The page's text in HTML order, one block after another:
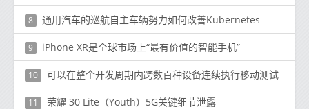
8 通用汽车的巡航自主车辆努力如何改善Kubernetes
9 iPhone XR是全球市场上“最有价值的智能手机”
10 可以在整个开发周期内跨数百种设备连续执行移动测试
11 荣耀 30 Lite（Youth）5G关键细节泄露